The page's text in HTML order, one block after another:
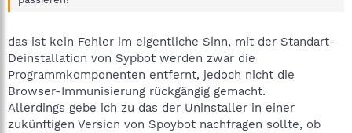
das ist kein Fehler im eigentliche Sinn, mit der Standart-
Deinstallation von Sypbot werden zwar die
Programmkomponenten entfernt, jedoch nicht die
Browser-Immunisierung rückgängig gemacht.
Allerdings gebe ich zu das der Uninstaller in einer
zukünftigen Version von Spoybot nachfragen sollte, ob